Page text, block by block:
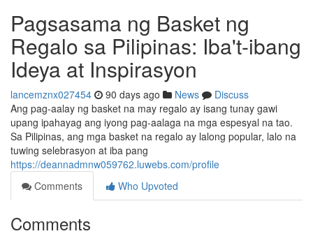
Pagsasama ng Basket ng
Regalo sa Pilipinas: Iba't-ibang
Ideya at Inspirasyon
lancemznx027454 90 days ago News
Discuss
Ang pag-aalay ng basket na may regalo ay isang tunay gawi
upang ipahayag ang iyong pag-aalaga na mga espesyal na tao.
Sa Pilipinas, ang mga basket na regalo ay lalong popular, lalo na
tuwing selebrasyon at iba pang
https://deannadmnw059762.luwebs.com/profile
Comments
Who Upvoted
Comments